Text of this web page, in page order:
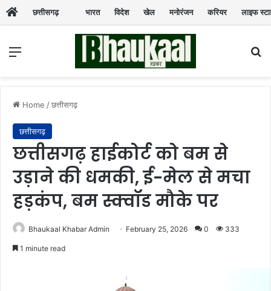
छत्तीसगढ़ भारत विदेश खेल मनोरंजन करियर लाइफ
Menu
Home /छत्तीसगढ़
छत्तीसगढ़
छत्तीसगढ़ हाईकोर्ट को बम से
उड़ाने की धमकी, ई-मेल से मचा
हड़कंप, बम स्क्वॉड मौके पर
Bhaukaal Khabar Admin February 25, 2026 0 333
1 minute read